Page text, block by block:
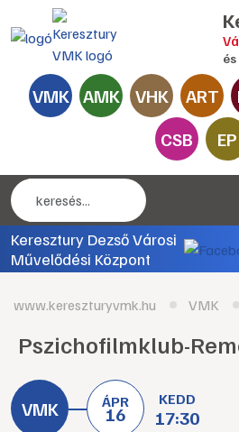
VMK AMK VHK ART
CSB
EP
Keresztury Dezső Városi
Művelődési Központ
www.kereszturyvmk.hu VMK
Pszichofilmklub-
ÁPR
16
KEDD
17:30